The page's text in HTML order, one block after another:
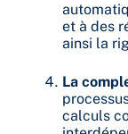
et à des
ainsi la
La
calculs